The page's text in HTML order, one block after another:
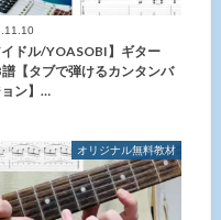
イドル/YOASOBI】ギター
【タブで弾けるカンタンバ
ン】…
オリジナル無料教材